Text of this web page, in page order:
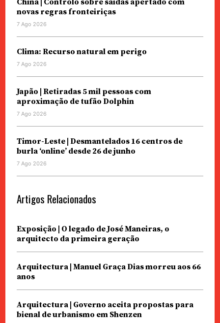
novas regras fronteiriças
7 Ago 2026
Clima: Recurso natural em perigo
7 Ago 2026
Japão | Retiradas 5 mil pessoas com
aproximação de tufão Dolphin
7 Ago 2026
Timor-Leste | Desmantelados 16 centros de
burla ‘online’ desde 26 de junho
7 Ago 2026
Artigos Relacionados
Exposição | O legado de José Maneiras, o
arquitecto da primeira geração
Arquitectura | Manuel Graça Dias morreu aos 66
anos
Arquitectura | Governo aceita propostas para
bienal de urbanismo em Shenzen